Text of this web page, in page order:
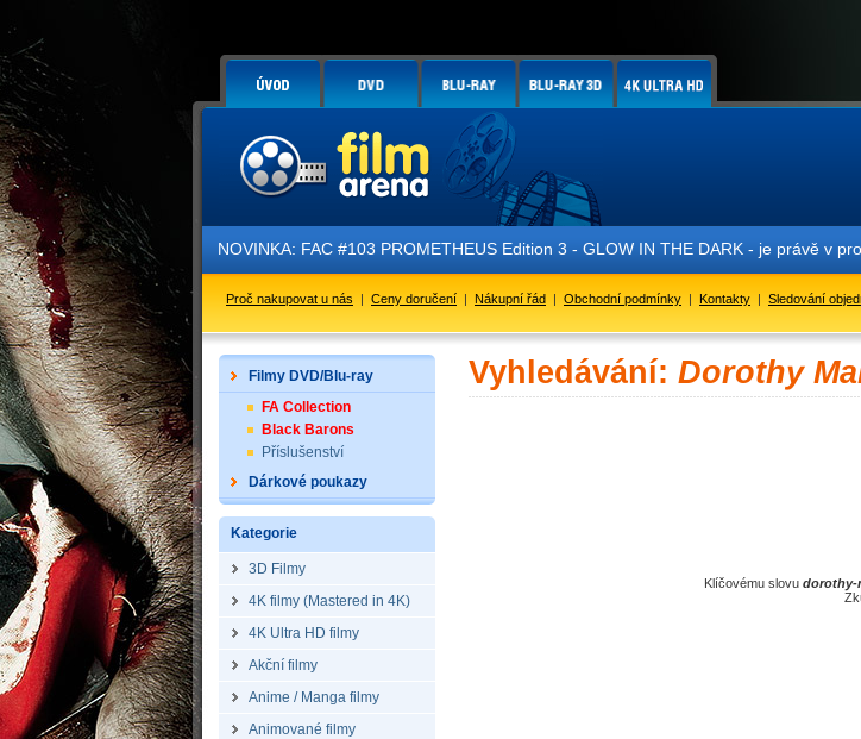
NOVINKA: FAC #103 PROMETHEUS Edition 3 - GLOW IN THE DARK - je právě v
Proč nakupovat u nás | Ceny doručení | Nákupní řád | Obchodní podmínky | Kontakty | Sledování
Filmy DVD/Blu-ray
FA Collection
Black Barons
Příslušenství
Dárkové poukazy
Kategorie
3D Filmy
4K filmy (Mastered in 4K)
4K Ultra HD filmy
Akční filmy
Anime / Manga filmy
Animované filmy
Vyhledávání: Dorothy
Klíčovému slovu dorothy-